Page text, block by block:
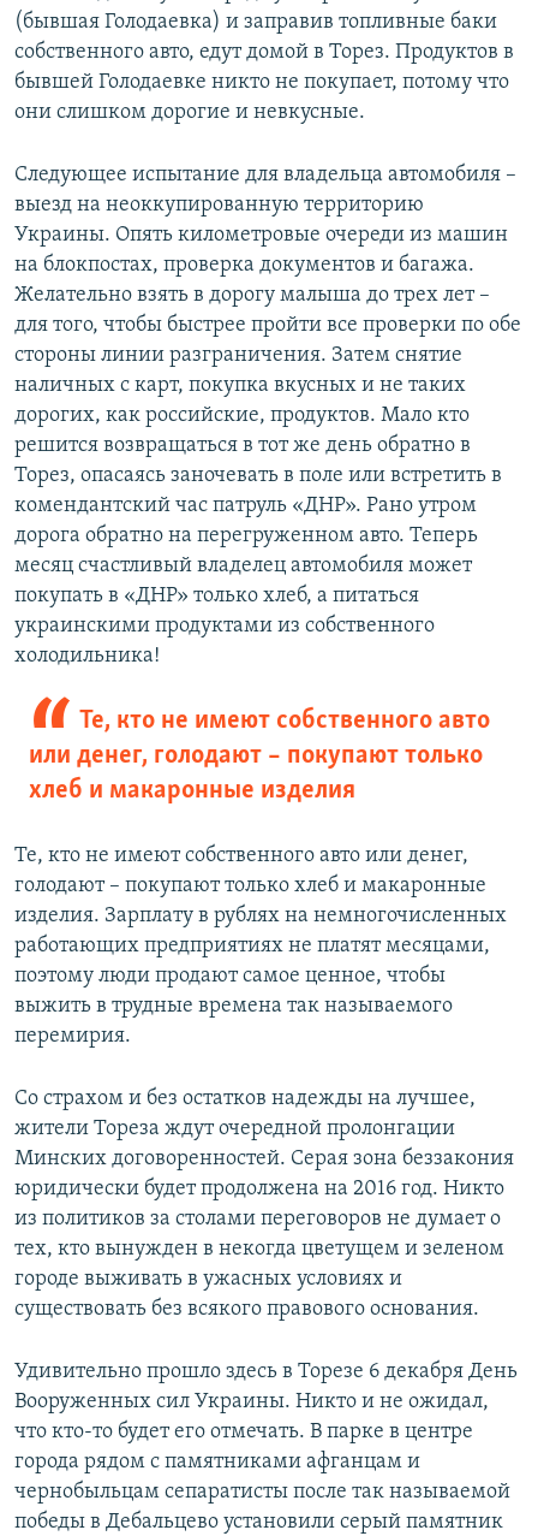
(бывшая Голодаевка) и заправив топливные баки
собственного авто, едут домой в Торез. Продуктов в
бывшей Голодаевке никто не покупает, потому что
они слишком дорогие и невкусные.
Следующее испытание для владельца автомобиля –
выезд на неоккупированную территорию
Украины. Опять километровые очереди из машин
на блокпостах, проверка документов и багажа.
Желательно взять в дорогу малыша до трех лет –
для того, чтобы быстрее пройти все проверки по обе
стороны линии разграничения. Затем снятие
наличных с карт, покупка вкусных и не таких
дорогих, как российские, продуктов. Мало кто
решится возвращаться в тот же день обратно в
Торез, опасаясь заночевать в поле или встретить в
комендантский час патруль «ДНР». Рано утром
дорога обратно на перегруженном авто. Теперь
месяц счастливый владелец автомобиля может
покупать в «ДНР» только хлеб, а питаться
украинскими продуктами из собственного
холодильника!
Те, кто не имеют собственного авто
или денег, голодают – покупают только
хлеб и макаронные изделия
Те, кто не имеют собственного авто или денег,
голодают – покупают только хлеб и макаронные
изделия. Зарплату в рублях на немногочисленных
работающих предприятиях не платят месяцами,
поэтому люди продают самое ценное, чтобы
выжить в трудные времена так называемого
перемирия.
Со страхом и без остатков надежды на лучшее,
жители Тореза ждут очередной пролонгации
Минских договоренностей. Серая зона беззакония
юридически будет продолжена на 2016 год. Никто
из политиков за столами переговоров не думает о
тех, кто вынужден в некогда цветущем и зеленом
городе выживать в ужасных условиях и
существовать без всякого правового основания.
Удивительно прошло здесь в Торезе 6 декабря День
Вооруженных сил Украины. Никто и не ожидал,
что кто-то будет его отмечать. В парке в центре
города рядом с памятниками афганцам и
чернобыльцам сепаратисты после так называемой
победы в Дебальцево установили серый памятник